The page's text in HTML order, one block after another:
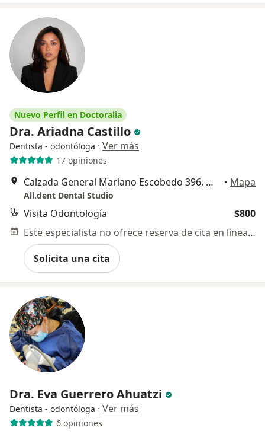
Nuevo Perfil en Doctoralia
Dra. Ariadna Castillo
Dentista - odontóloga · Ver más
17 opiniones
Calzada General Mariano Escobedo 396, Miguel Hidalgo • Mapa
All.dent Dental Studio
Visita Odontología
$800
Este especialista no ofrece reserva de cita en línea en esta dirección.
Solicita una cita
Dra. Eva Guerrero Ahuatzi
Dentista - odontóloga · Ver más
6 opiniones